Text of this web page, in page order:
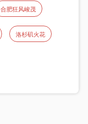
合肥狂风峻茂
洛杉矶火花